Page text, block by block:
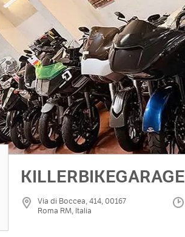
KILLERBIKEGARAGE
Via di Boccea, 414, 00167
Roma RM, Italia